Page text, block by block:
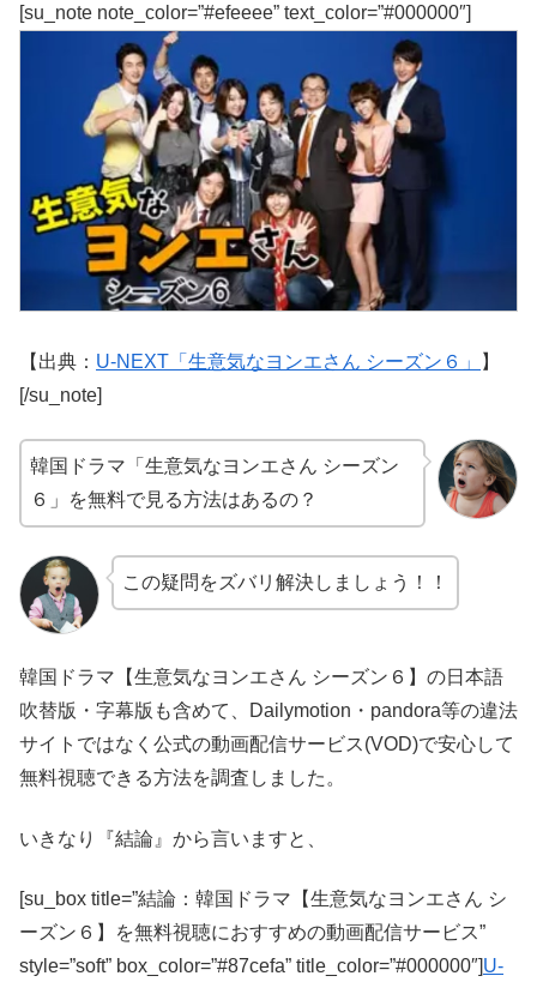
[su_note note_color=”#efeeee” text_color=”#000000″]
【出典： U-NEXT「生意気なヨンエさん シーズン６」
】
[/su_note]
韓国ドラマ「生意気なヨンエさん シーズン
６」を無料で見る方法はあるの？
この疑問をズバリ解決しましょう！！
韓国ドラマ【生意気なヨンエさん シーズン６】の日本語
吹替版・字幕版も含めて、Dailymotion・pandora等の違法
サイトではなく公式の動画配信サービス(VOD)で安心して
無料視聴できる方法を調査しました。
いきなり『結論』から言いますと、
[su_box title=”結論：韓国ドラマ【生意気なヨンエさん シ
ーズン６】を無料視聴におすすめの動画配信サービス”
style=”soft” box_color=”#87cefa” title_color=”#000000″]U-